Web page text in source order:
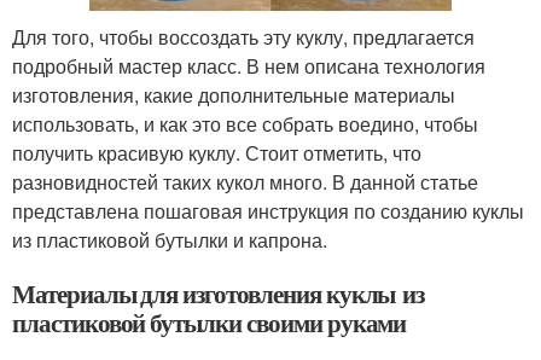
Для того, чтобы воссоздать эту куклу, предлагается
подробный мастер класс. В нем описана технология
изготовления, какие дополнительные материалы
использовать, и как это все собрать воедино, чтобы
получить красивую куклу. Стоит отметить, что
разновидностей таких кукол много. В данной статье
представлена пошаговая инструкция по созданию куклы
из пластиковой бутылки и капрона.
Материалы для изготовления куклы из
пластиковой бутылки своими руками